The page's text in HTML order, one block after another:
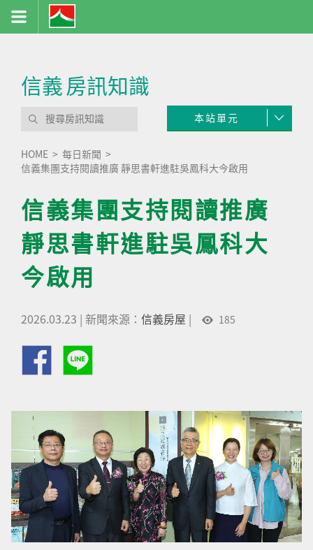
信義房訊知識
本站單元
HOME
每日新聞
信義集團支持閱讀推廣 靜思書軒進駐吳鳳科大今啟用
信義集團支持閱讀推廣
靜思書軒進駐吳鳳科大
今啟用
2026.03.23 | 新聞來源： 信義房屋 | 185